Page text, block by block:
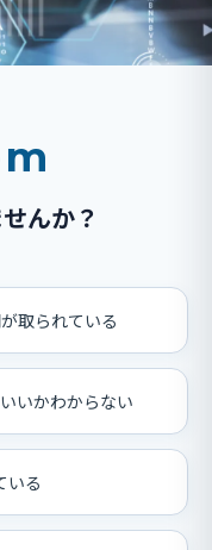
んか？
取られている
いかわからない
いる